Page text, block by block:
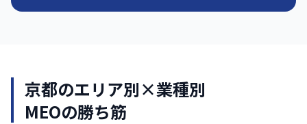
京都のエリア別×業種別
MEOの勝ち筋